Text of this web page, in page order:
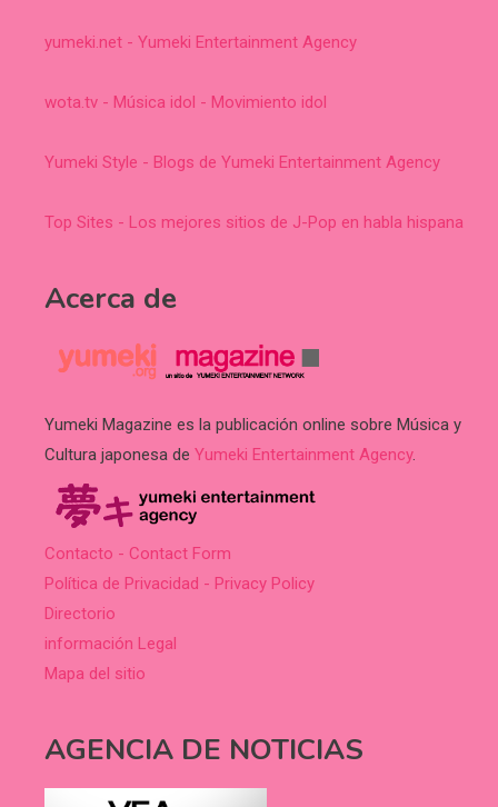
yumeki.net - Yumeki Entertainment Agency
wota.tv - Música idol - Movimiento idol
Yumeki Style - Blogs de Yumeki Entertainment Agency
Top Sites - Los mejores sitios de J-Pop en habla hispana
Acerca de
Yumeki Magazine es la publicación online sobre Música y
Cultura japonesa de Yumeki Entertainment Agency.
Contacto - Contact Form
Política de Privacidad - Privacy Policy
Directorio
información Legal
Mapa del sitio
AGENCIA DE NOTICIAS